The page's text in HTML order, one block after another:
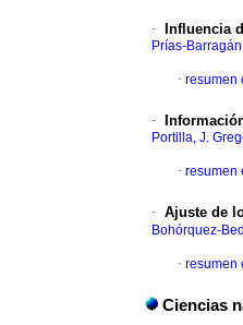
· Influencia
Prías-
· resumen
·
Portilla, J.
· resumen
· Ajuste de
Bohórquez-
· resumen
Ciencias